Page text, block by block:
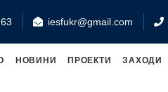
iesfukr@gmail.com
НОВИНИ ПРОЕКТИ ЗАХОДИ